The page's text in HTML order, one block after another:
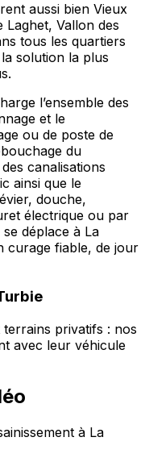
aussi bien Vieux
Laghet, Vallon des
tous les quartiers
solution la plus
l’ensemble des
et le
ou de poste de
du
canalisations
ainsi que le
douche,
électrique ou par
déplace à La
curage fiable, de jour
terrains privatifs : nos
avec leur véhicule
à La